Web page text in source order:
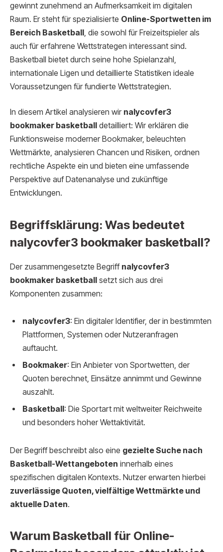
gewinnt zunehmend an Aufmerksamkeit im digitalen
Raum. Er steht für spezialisierte Online-Sportwetten im
Bereich Basketball, die sowohl für Freizeitspieler als
auch für erfahrene Wettstrategen interessant sind.
Basketball bietet durch seine hohe Spielanzahl,
internationale Ligen und detaillierte Statistiken ideale
Voraussetzungen für fundierte Wettstrategien.
In diesem Artikel analysieren wir nalycovfer3
bookmaker basketball
detailliert: Wir erklären die
Funktionsweise moderner Bookmaker, beleuchten
Wettmärkte, analysieren Chancen und Risiken, ordnen
rechtliche Aspekte ein und bieten eine umfassende
Perspektive auf Datenanalyse und zukünftige
Entwicklungen.
Begriffsklärung: Was bedeutet
nalycovfer3 bookmaker basketball?
Der zusammengesetzte Begriff nalycovfer3
bookmaker basketball setzt sich aus drei
Komponenten zusammen:
nalycovfer3: Ein digitaler Identifier, der in bestimmten
Plattformen, Systemen oder Nutzeranfragen
auftaucht.
Bookmaker: Ein Anbieter von Sportwetten, der
Quoten berechnet, Einsätze annimmt und Gewinne
auszahlt.
Basketball : Die Sportart mit weltweiter Reichweite
und besonders hoher Wettaktivität.
Der Begriff beschreibt also eine gezielte Suche nach
Basketball-Wettangeboten innerhalb eines
spezifischen digitalen Kontexts. Nutzer erwarten hierbei
zuverlässige Quoten, vielfältige Wettmärkte und
aktuelle Daten.
Warum Basketball für Online-